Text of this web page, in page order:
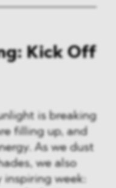
Kick Off
is breaking
filling up, and
As we dust
we also
inspiring week: